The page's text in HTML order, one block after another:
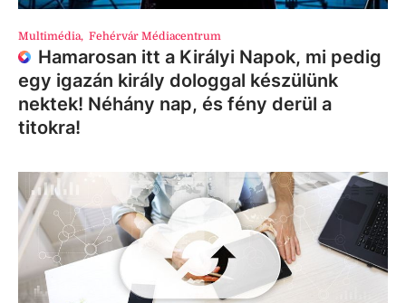
Multimédia, Fehérvár Médiacentrum
Hamarosan itt a Királyi Napok, mi pedig
egy igazán király dologgal készülünk
nektek! Néhány nap, és fény derül a
titokra!